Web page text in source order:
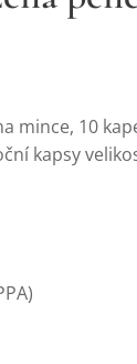
mince, 10
kapsy